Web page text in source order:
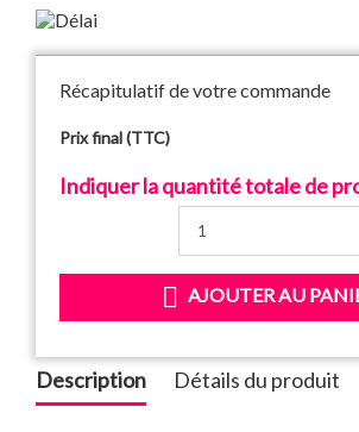
Récapitulatif de votre commande
Prix final (TTC)
Indiquer la quantité totale de
 AJOUTER AU
Description Détails du produit